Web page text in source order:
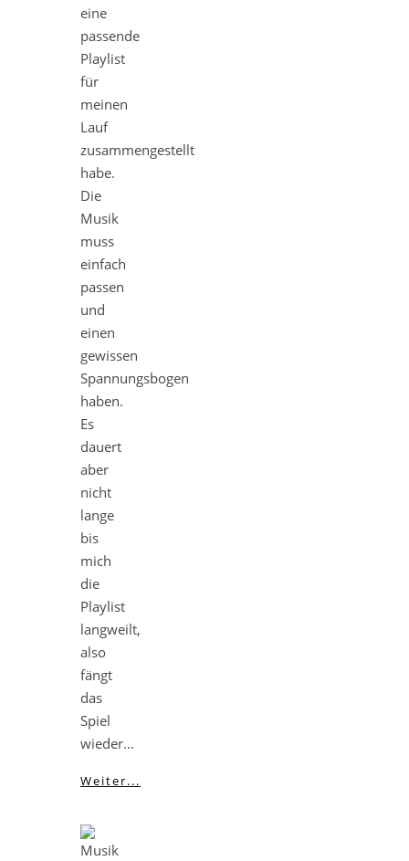
eine
passende
Playlist
für
meinen
Lauf
zusammengestellt
habe.
Die
Musik
muss
einfach
passen
und
einen
gewissen
Spannungsbogen
haben.
Es
dauert
aber
nicht
lange
bis
mich
die
Playlist
langweilt,
also
fängt
das
Spiel
wieder…
Weiter...